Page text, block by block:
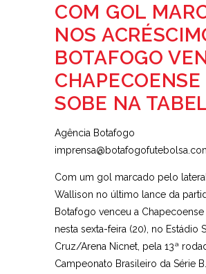
COM GOL
NOS
BOTAFOGO
CHAPECOENSE
SOBE NA
Agência Botafogo
Com um gol marcado pelo
Wallison no último lance da
Botafogo venceu a Chapecoense
nesta sexta-feira (20), no Estádio
Cruz/Arena Nicnet, pela 13ª
Campeonato Brasileiro da Série B.